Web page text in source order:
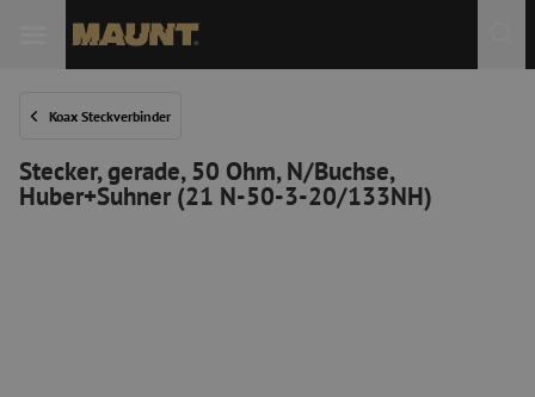
Koax Steckverbinder
Stecker, gerade, 50 Ohm, N/Buchse,
Huber+Suhner (21 N-50-3-20/133NH)